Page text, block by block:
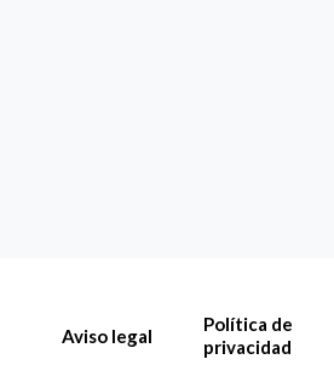
Aviso legal
Política de
privacidad